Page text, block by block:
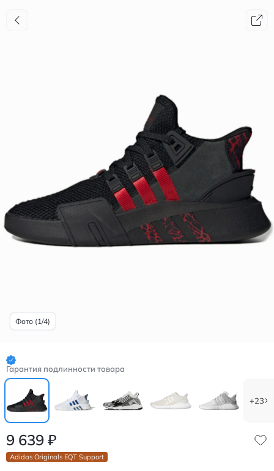
Фото (1/4)
Гарантия подлинности товара
+23
9 639 ₽
Adidas Originals EQT Support